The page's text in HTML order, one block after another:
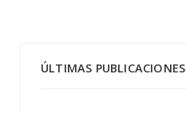
ÚLTIMAS PUBLICACIONES